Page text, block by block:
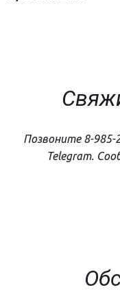
Позвоните 8-985-
Telegram.